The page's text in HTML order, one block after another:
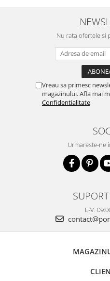
Nu rata ofertele si
Vreau sa primesc
magazinului. Afla mai
Confidentialitate
Urmareste-ne
L-V: